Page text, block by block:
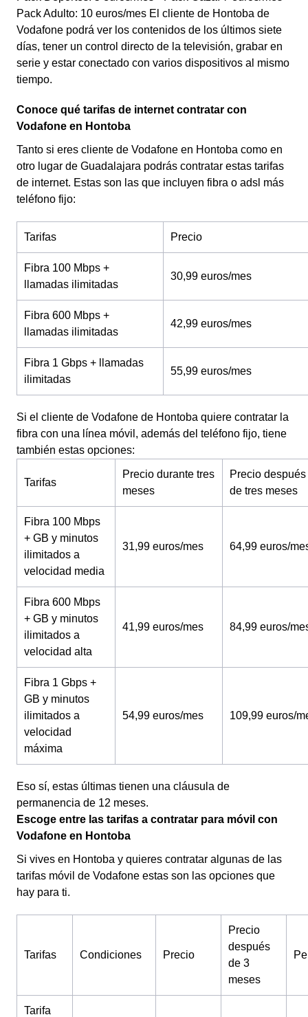
Pack Adulto: 10 euros/mes El cliente de Hontoba de
Vodafone podrá ver los contenidos de los últimos siete
días, tener un control directo de la televisión, grabar en
serie y estar conectado con varios dispositivos al mismo
tiempo.
Conoce qué tarifas de internet contratar con
Vodafone en Hontoba
Tanto si eres cliente de Vodafone en Hontoba como en
otro lugar de Guadalajara podrás contratar estas tarifas
de internet. Estas son las que incluyen fibra o adsl más
teléfono fijo:
Tarifas Precio
Fibra 100 Mbps +
llamadas ilimitadas
30,99 euros/mes
Fibra 600 Mbps +
llamadas ilimitadas
42,99 euros/mes
Fibra 1 Gbps + llamadas
ilimitadas
55,99 euros/mes
Si el cliente de Vodafone de Hontoba quiere contratar la
fibra con una línea móvil, además del teléfono fijo, tiene
también estas opciones:
Tarifas
Precio durante tres
meses
Precio después
de tres meses
Fibra 100 Mbps
+ GB y minutos
ilimitados a
velocidad media
31,99 euros/mes 64,99 euros/
Fibra 600 Mbps
+ GB y minutos
ilimitados a
velocidad alta
41,99 euros/mes 84,99 euros/
Fibra 1 Gbps +
GB y minutos
ilimitados a
velocidad
máxima
54,99 euros/mes 109,99 euros/
Eso sí, estas últimas tienen una cláusula de
permanencia de 12 meses.
Escoge entre las tarifas a contratar para móvil con
Vodafone en Hontoba
Si vives en Hontoba y quieres contratar algunas de las
tarifas móvil de Vodafone estas son las opciones que
hay para ti.
Tarifas Condiciones Precio
Precio
después
de 3
meses
Tarifa